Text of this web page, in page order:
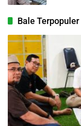
Bale Terpopuler